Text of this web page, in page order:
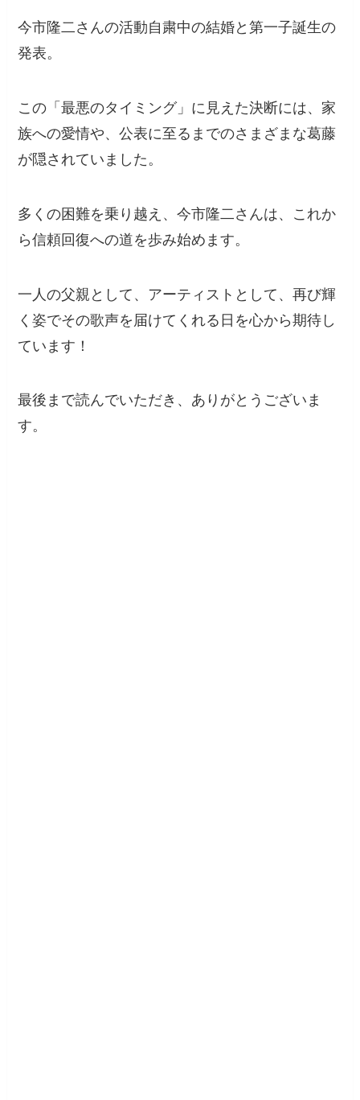
今市隆二さんの活動自粛中の結婚と第一子誕生の
発表。
この「最悪のタイミング」に見えた決断には、家
族への愛情や、公表に至るまでのさまざまな葛藤
が隠されていました。
多くの困難を乗り越え、今市隆二さんは、これか
ら信頼回復への道を歩み始めます。
一人の父親として、アーティストとして、再び輝
く姿でその歌声を届けてくれる日を心から期待し
ています！
最後まで読んでいただき、ありがとうございま
す。